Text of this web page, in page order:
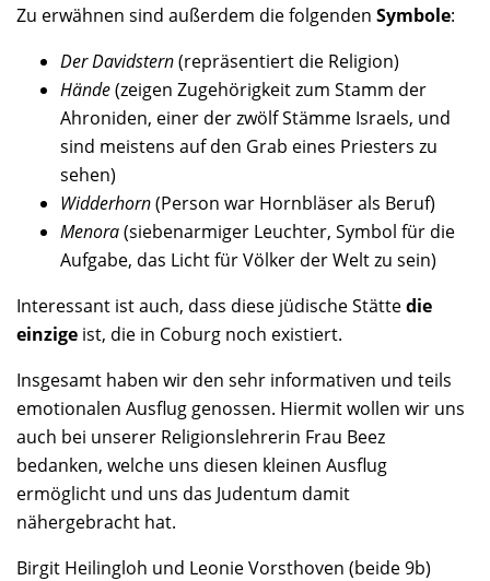
Zu erwähnen sind außerdem die folgenden Symbole:
Der Davidstern(repräsentiert die Religion)
Hände(zeigen Zugehörigkeit zum Stamm der
Ahroniden, einer der zwölf Stämme Israels, und
sind meistens auf den Grab eines Priesters zu
sehen)
Widderhorn(Person war Hornbläser als Beruf)
Menora(siebenarmiger Leuchter, Symbol für die
Aufgabe, das Licht für Völker der Welt zu sein)
Interessant ist auch, dass diese jüdische Stättedie
einzige ist, die in Coburg noch existiert.
Insgesamt haben wir den sehr informativen und teils
emotionalen Ausflug genossen. Hiermit wollen wir uns
auch bei unserer Religionslehrerin Frau Beez
bedanken, welche uns diesen kleinen Ausflug
ermöglicht und uns das Judentum damit
nähergebracht hat.
Birgit Heilingloh und Leonie Vorsthoven (beide 9b)